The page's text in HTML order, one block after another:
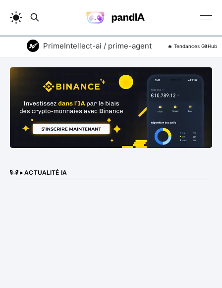
PrimeIntellect-ai / prime-agent 🔥 Tendances GitHub
▸ ACTUALITÉ IA